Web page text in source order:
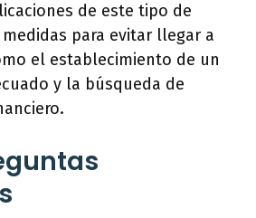
de este tipo de
para evitar llegar a
el establecimiento de un
y la búsqueda de